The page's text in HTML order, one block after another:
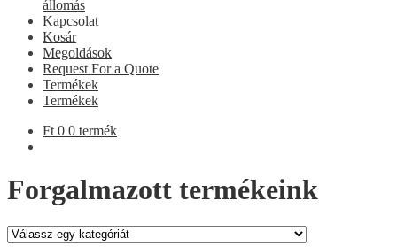
állomás
Kapcsolat
Kosár
Megoldások
Request For a Quote
Termékek
Termékek
Ft 0 0 termék
Forgalmazott termékeink